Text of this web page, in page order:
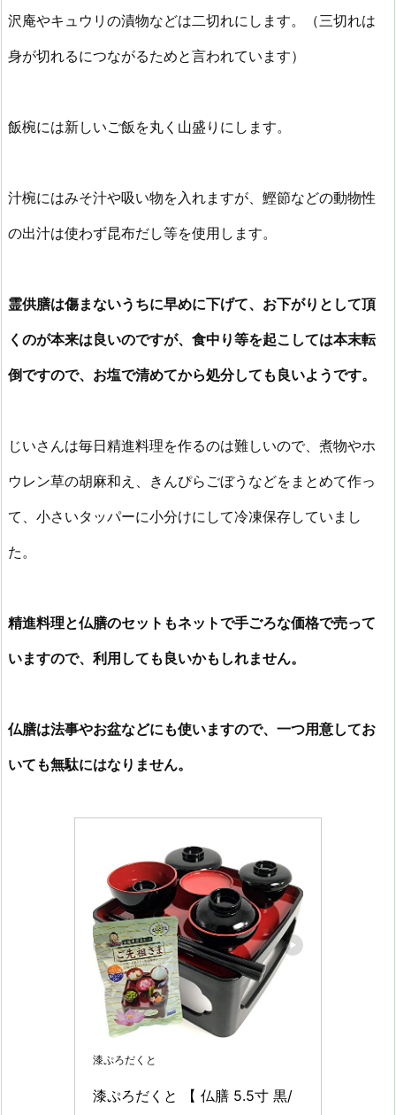
沢庵やキュウリの漬物などは二切れにします。（三切れは
身が切れるにつながるためと言われています）
飯椀には新しいご飯を丸く山盛りにします。
汁椀にはみそ汁や吸い物を入れますが、鰹節などの動物性
の出汁は使わず昆布だし等を使用します。
霊供膳は傷まないうちに早めに下げて、お下がりとして頂
くのが本来は良いのですが、食中り等を起こしては本末転
倒ですので、お塩で清めてから処分しても良いようです。
じいさんは毎日精進料理を作るのは難しいので、煮物やホ
ウレン草の胡麻和え、きんぴらごぼうなどをまとめて作っ
て、小さいタッパーに小分けにして冷凍保存していまし
た。
精進料理と仏膳のセットもネットで手ごろな価格で売って
いますので、利用しても良いかもしれません。
仏膳は法事やお盆などにも使いますので、一つ用意してお
いても無駄にはなりません。
漆ぷろだくと
漆ぷろだくと 【 仏膳 5.5寸 黒/